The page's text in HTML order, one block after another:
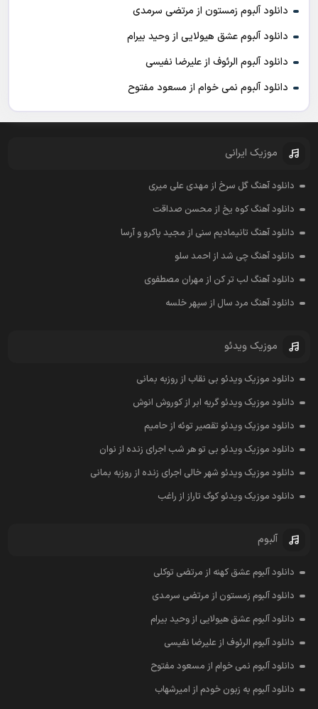
دانلود آلبوم زمستون از مرتضی سرمدی
دانلود آلبوم عشق هیولایی از وحید بیرام
دانلود آلبوم الرئوف از علیرضا نفیسی
دانلود آلبوم نمی خوام از مسعود مفتوح
موزیک ایرانی
دانلود آهنگ گل سرخ از مهدی علی میری
دانلود آهنگ کوه یخ از محسن صداقت
دانلود آهنگ تانیمادیم سنی از مجید پاکرو و آرسا
دانلود آهنگ چی شد از احمد سلو
دانلود آهنگ لب تر کن از مهران مصطفوی
دانلود آهنگ مرد سال از سپهر خلسه
موزیک ویدئو
دانلود موزیک ویدئو بی نقاب از روزبه بمانی
دانلود موزیک ویدئو گریه ابر از کوروش انوش
دانلود موزیک ویدئو تقصیر توئه از حامیم
دانلود موزیک ویدئو بی تو هر شب اجرای زنده از نوان
دانلود موزیک ویدئو شهر خالی اجرای زنده از روزبه بمانی
دانلود موزیک ویدئو کوگ تاراز از راغب
آلبوم
دانلود آلبوم عشق کهنه از مرتضی توکلی
دانلود آلبوم زمستون از مرتضی سرمدی
دانلود آلبوم عشق هیولایی از وحید بیرام
دانلود آلبوم الرئوف از علیرضا نفیسی
دانلود آلبوم نمی خوام از مسعود مفتوح
دانلود آلبوم به زبون خودم از امیرشهاب